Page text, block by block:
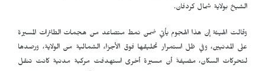
الشيخ بولاية شمال كردفان.
وقالت الهيئة إن هذا الهجوم يأتي ضمن نمط متصاعد من هجمات الطائرات المسيرة
على المدنيين، وفي ظل استمرار تحليقها فوق الأجزاء الشمالية من الولاية، ورصدها
لتحركات السكان، مضيفةَ أن مسيرة أخرى استهدفت مركبة مدنية كانت تنقل